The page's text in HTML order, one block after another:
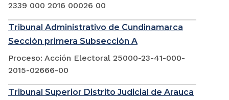
2339 000 2016 00026 00
Tribunal Administrativo de Cundinamarca
Sección primera Subsección A
Proceso: Acción Electoral 25000-23-41-000-
2015-02666-00
Tribunal Superior Distrito Judicial de Arauca